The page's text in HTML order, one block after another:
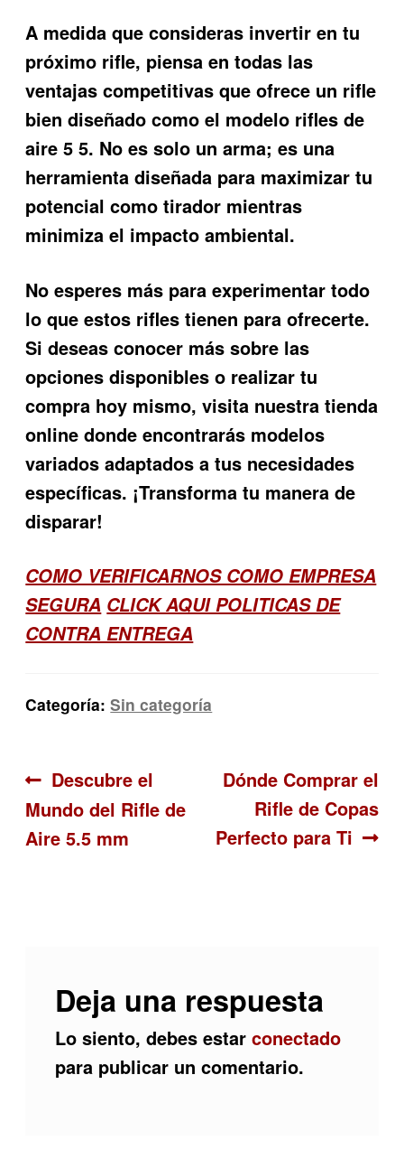
A medida que consideras invertir en tu
próximo rifle, piensa en todas las
ventajas competitivas que ofrece un rifle
bien diseñado como el modelo rifles de
aire 5 5. No es solo un arma; es una
herramienta diseñada para maximizar tu
potencial como tirador mientras
minimiza el impacto ambiental.
No esperes más para experimentar todo
lo que estos rifles tienen para ofrecerte.
Si deseas conocer más sobre las
opciones disponibles o realizar tu
compra hoy mismo, visita nuestra tienda
online donde encontrarás modelos
variados adaptados a tus necesidades
específicas. ¡Transforma tu manera de
disparar!
COMO VERIFICARNOS COMO EMPRESA
SEGURA CLICK AQUI POLITICAS DE
CONTRA ENTREGA
Categoría:Sin categoría
Navegación
de
Anterior:
Descubre el
Mundo del Rifle de
Aire 5.5 mm
Siguiente:
Dónde Comprar el
Rifle de Copas
Perfecto para Ti
Deja una respuesta
Lo siento, debes estar conectado
para publicar un comentario.